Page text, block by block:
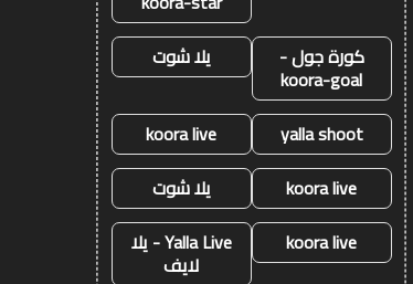
كورة جول -
koora-goal
يلا شوت
yalla shoot
koora live
koora live
يلا شوت
koora live
Yalla Live - يلا
لايف